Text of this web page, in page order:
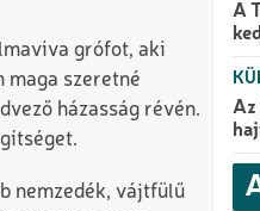
grófot, aki
maga szeretné
házasság révén.
nemzedék, vájtfülű
A
Az